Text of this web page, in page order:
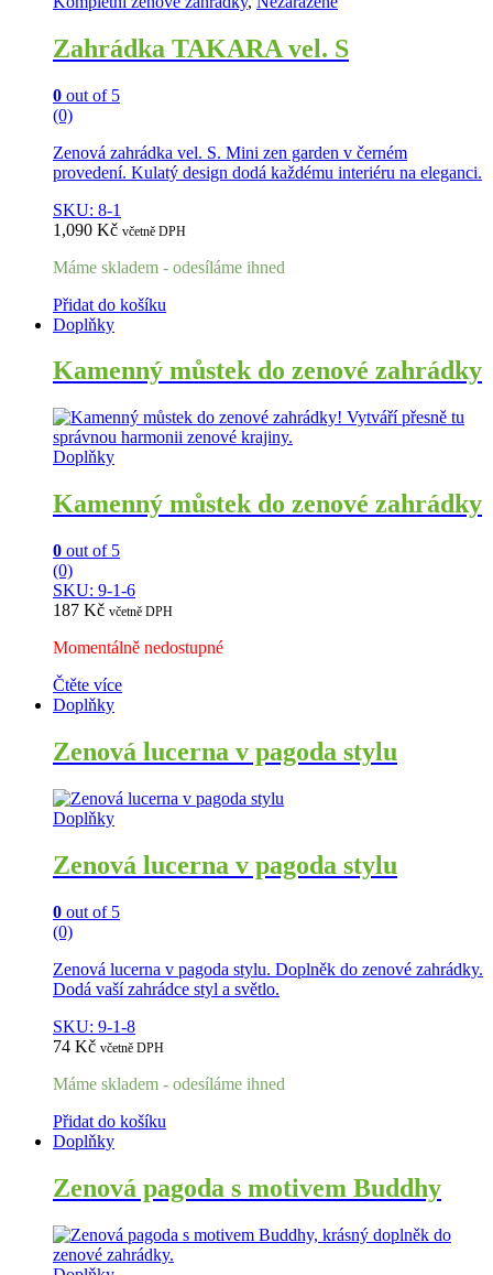
Zahrádka TAKARA vel. S
0 out of 5
(0)
Zenová zahrádka vel. S. Mini zen garden v černém
provedení. Kulatý design dodá každému interiéru na eleganci.
SKU: 8-1
1,090 Kč včetně DPH
Máme skladem - odesíláme ihned
Přidat do košíku
Doplňky
Kamenný můstek do zenové zahrádky
Doplňky
Kamenný můstek do zenové zahrádky
0 out of 5
(0)
SKU: 9-1-6
187 Kč včetně DPH
Momentálně nedostupné
Čtěte více
Doplňky
Zenová lucerna v pagoda stylu
Doplňky
Zenová lucerna v pagoda stylu
0 out of 5
(0)
Zenová lucerna v pagoda stylu. Doplněk do zenové zahrádky.
Dodá vaší zahrádce styl a světlo.
SKU: 9-1-8
74 Kč včetně DPH
Máme skladem - odesíláme ihned
Přidat do košíku
Doplňky
Zenová pagoda s motivem Buddhy